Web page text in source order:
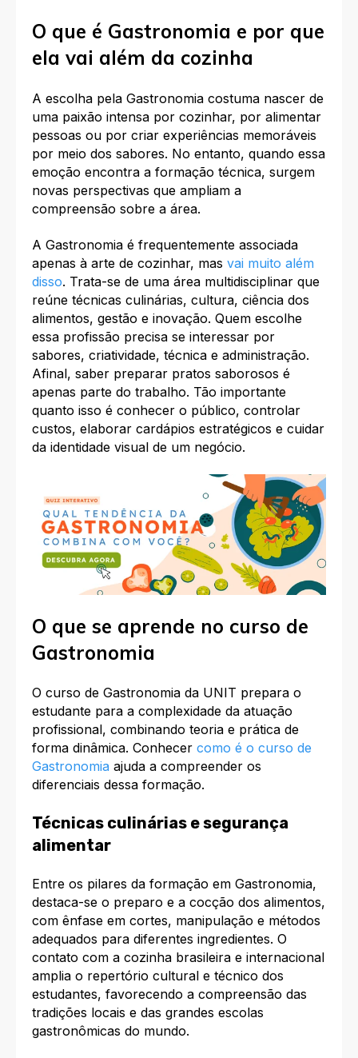
O que é Gastronomia e por que
ela vai além da cozinha
A escolha pela Gastronomia costuma nascer de
uma paixão intensa por cozinhar, por alimentar
pessoas ou por criar experiências memoráveis
por meio dos sabores. No entanto, quando essa
emoção encontra a formação técnica, surgem
novas perspectivas que ampliam a
compreensão sobre a área.​
A Gastronomia é frequentemente associada
apenas à arte de cozinhar, mas vai muito além
disso. Trata-se de uma área multidisciplinar que
reúne técnicas culinárias, cultura, ciência dos
alimentos, gestão e inovação. Quem escolhe
essa profissão precisa se interessar por
sabores, criatividade, técnica e administração.
Afinal, saber preparar pratos saborosos é
apenas parte do trabalho. Tão importante
quanto isso é conhecer o público, controlar
custos, elaborar cardápios estratégicos e cuidar
da identidade visual de um negócio.​
O que se aprende no curso de
Gastronomia
O curso de Gastronomia da UNIT prepara o
estudante para a complexidade da atuação
profissional, combinando teoria e prática de
forma dinâmica. Conhecer como é o curso de
Gastronomia ajuda a compreender os
diferenciais dessa formação.
Técnicas culinárias e segurança
alimentar
Entre os pilares da formação em Gastronomia,
destaca-se o preparo e a cocção dos alimentos,
com ênfase em cortes, manipulação e métodos
adequados para diferentes ingredientes. O
contato com a cozinha brasileira e internacional
amplia o repertório cultural e técnico dos
estudantes, favorecendo a compreensão das
tradições locais e das grandes escolas
gastronômicas do mundo.